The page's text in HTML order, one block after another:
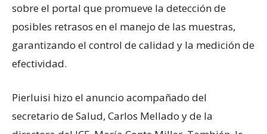
sobre el portal que promueve la detección de
posibles retrasos en el manejo de las muestras,
garantizando el control de calidad y la medición de
efectividad.
Pierluisi hizo el anuncio acompañado del
secretario de Salud, Carlos Mellado y de la